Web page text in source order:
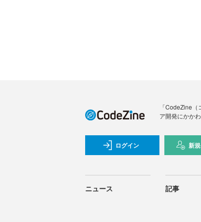
「CodeZine
ア開発にかか
ログイン 新
ニュース 記事